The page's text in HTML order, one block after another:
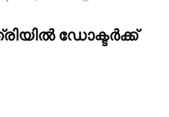
ഡോക്ടർക്ക്